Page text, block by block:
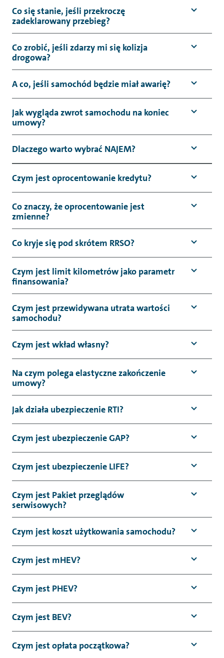
Co się stanie, jeśli przekroczę
zadeklarowany przebieg?
Co zrobić, jeśli zdarzy mi się kolizja
drogowa?
A co, jeśli samochód będzie miał awarię?
Jak wygląda zwrot samochodu na koniec
umowy?
Dlaczego warto wybrać NAJEM?
Czym jest oprocentowanie kredytu?
Co znaczy, że oprocentowanie jest
zmienne?
Co kryje się pod skrótem RRSO?
Czym jest limit kilometrów jako parametr
finansowania?
Czym jest przewidywana utrata wartości
samochodu?
Czym jest wkład własny?
Na czym polega elastyczne zakończenie
umowy?
Jak działa ubezpieczenie RTI?
Czym jest ubezpieczenie GAP?
Czym jest ubezpieczenie LIFE?
Czym jest Pakiet przeglądów
serwisowych?
Czym jest koszt użytkowania samochodu?
Czym jest mHEV?
Czym jest PHEV?
Czym jest BEV?
Czym jest opłata początkowa?